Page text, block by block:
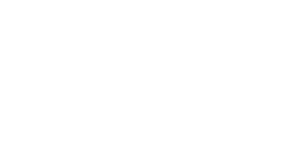
Region) und